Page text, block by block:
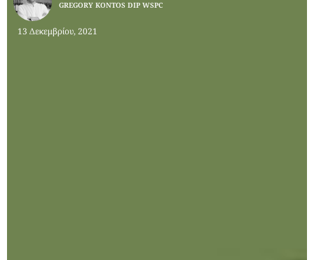
13 Δεκεμβρίου, 2021
GREGORY KONTOS DIP WSPC